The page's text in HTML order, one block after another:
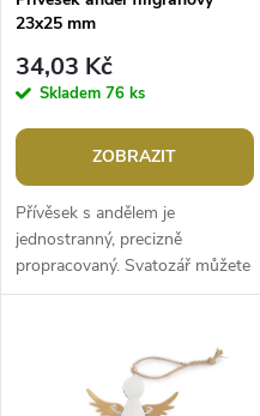
p
r
o
d
u
p
r
o
d
u
23x25 mm
34,03 Kč
Skladem 76 ks
ZOBRAZIT
Přívěsek s andělem je
jednostranný, precizně
propracovaný. Svatozář můžete
využít jako průvlek.Šířka: 23